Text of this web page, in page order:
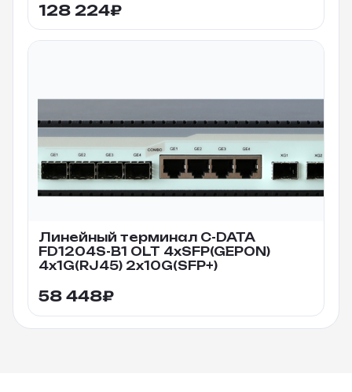
128 224₽
Линейный терминал C-DATA
FD1204S-B1 OLT 4xSFP(GEPON)
4x1G(RJ45) 2x10G(SFP+)
58 448₽